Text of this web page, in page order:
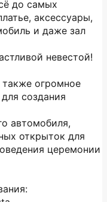
до самых
аксессуары,
и даже зал
невестой!
также огромное
создания
автомобиля,
открыток для
церемонии